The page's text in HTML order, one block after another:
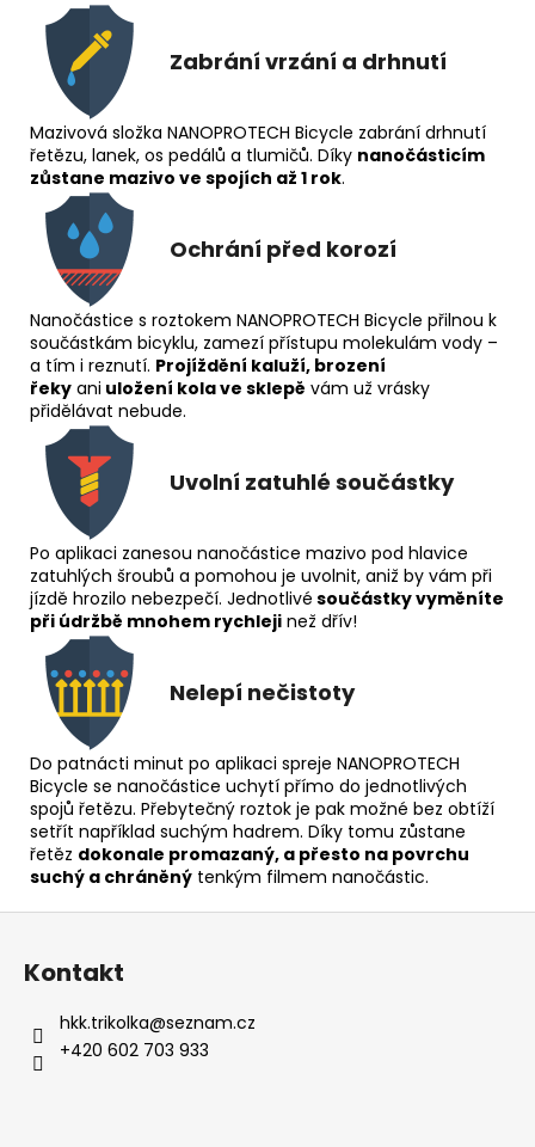
Zabrání vrzání a drhnutí
Mazivová složka NANOPROTECH Bicycle zabrání drhnutí
řetězu, lanek, os pedálů a tlumičů. Díky nanočásticím
zůstane mazivo ve spojích až 1 rok.
Ochrání před korozí
Nanočástice s roztokem NANOPROTECH Bicycle přilnou k
součástkám bicyklu, zamezí přístupu molekulám vody –
a tím i reznutí. Projíždění kaluží, brození
řeky ani uložení kola ve sklepě vám už vrásky
přidělávat nebude.
Uvolní zatuhlé součástky
Po aplikaci zanesou nanočástice mazivo pod hlavice
zatuhlých šroubů a pomohou je uvolnit, aniž by vám při
jízdě hrozilo nebezpečí. Jednotlivé součástky vyměníte
při údržbě mnohem rychleji než dřív!
Nelepí nečistoty
Do patnácti minut po aplikaci spreje NANOPROTECH
Bicycle se nanočástice uchytí přímo do jednotlivých
spojů řetězu. Přebytečný roztok je pak možné bez obtíží
setřít například suchým hadrem. Díky tomu zůstane
řetěz dokonale promazaný, a přesto na povrchu
suchý a chráněný tenkým filmem nanočástic.
Kontakt
hkk.trikolka@seznam.cz
+420 602 703 933